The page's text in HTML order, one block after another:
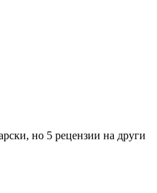
но 5 рецензии на други